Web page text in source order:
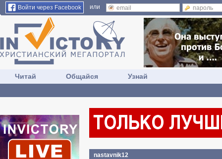
Войти через Facebook или
Читай Общайся Узнай
nastavnik12